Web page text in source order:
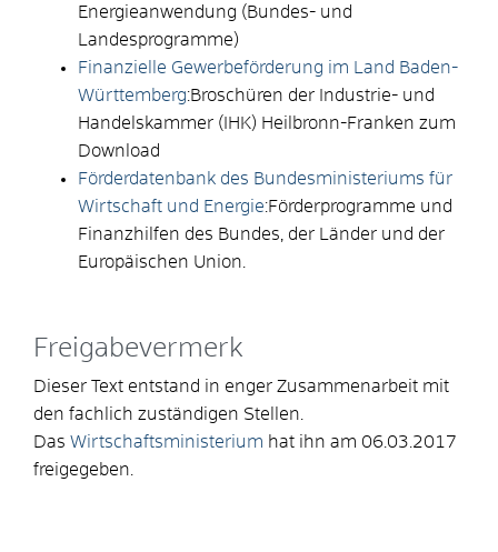
Energieanwendung (Bundes- und
Landesprogramme)
Finanzielle Gewerbeförderung im Land Baden-
Württemberg:Broschüren der Industrie- und
Handelskammer (IHK) Heilbronn-Franken zum
Download
Förderdatenbank des Bundesministeriums für
Wirtschaft und Energie:Förderprogramme und
Finanzhilfen des Bundes, der Länder und der
Europäischen Union.
Freigabevermerk
Dieser Text entstand in enger Zusammenarbeit mit
den fachlich zuständigen Stellen.
Das Wirtschaftsministerium hat ihn am 06.03.2017
freigegeben.